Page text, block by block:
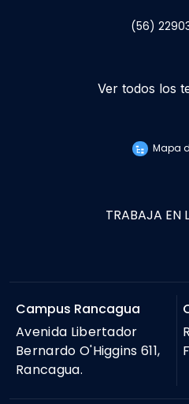
(56)
Ver todos los
Mapa
TRABAJA EN
Campus Rancagua
Avenida Libertador
Bernardo O'Higgins 611,
Rancagua.